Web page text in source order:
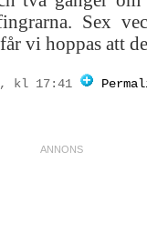
Sex
vi hoppas att
kl 17:41